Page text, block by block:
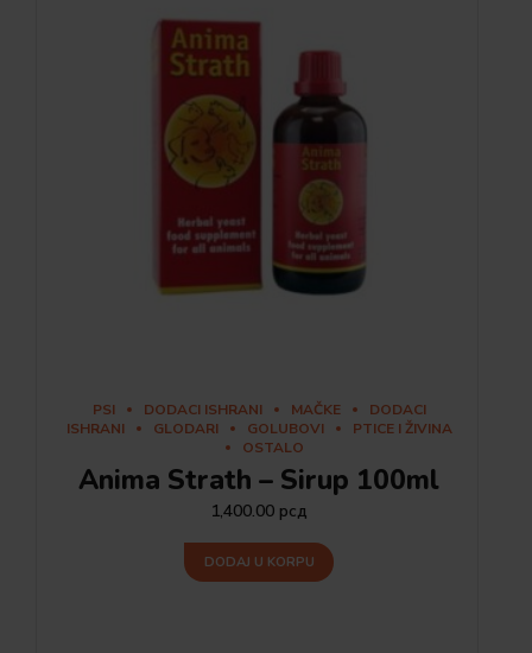
PSI DODACI ISHRANI MAČKE
DODACI
ISHRANI
GLODARI GOLUBOVI
PTICE I ŽIVINA
OSTALO
Anima Strath – Sirup 100ml
1,400.00 рсд
DODAJ U KORPU